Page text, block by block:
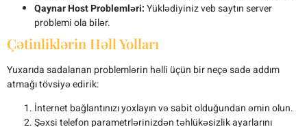
Qaynar Host Problemləri:Yüklədiyiniz veb saytın server
problemi ola bilər.
Çətinliklərin Həll Yolları
Yuxarıda sadalanan problemlərin həlli üçün bir neçə sadə addım
atmağı tövsiyə edirik:
İnternet bağlantınızı yoxlayın və sabit olduğundan əmin olun.
Şəxsi telefon parametrlərinizdən təhlükəsizlik ayarlarını